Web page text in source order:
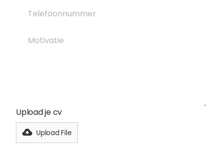
Upload je cv
Upload File